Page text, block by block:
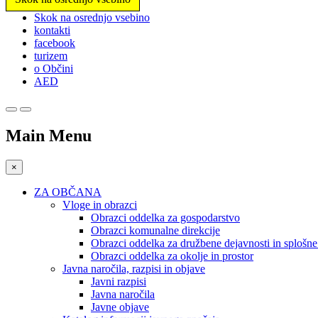
Prosimo,
upoštevajte:
spletno
mesto
vključuje
sistem
Pritisnite
F11,
prilagodite
spletno
slabovidnim,
Skok na osrednjo vsebino
kontakti
facebook
turizem
o Občini
AED
Main Menu
×
ZA OBČANA
Vloge in obrazci
Obrazci oddelka za gospodarstvo
Obrazci komunalne direkcije
Obrazci oddelka za družbene dejavnosti in
Obrazci oddelka za okolje in prostor
Javna naročila, razpisi in objave
Javni razpisi
Javna naročila
Javne objave